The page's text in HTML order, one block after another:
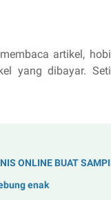
artikel,
yang dibayar.
ONLINE BUAT
enak